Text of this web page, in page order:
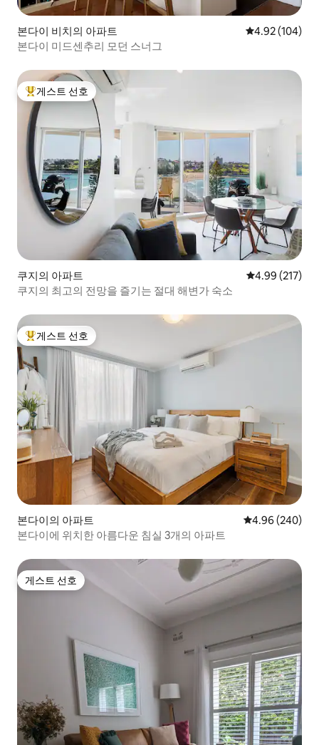
본다이 비치의 아파트 평점 4.92점(5
4.92 (104)
본다이 미드센추리 모던 스너그
상위 게스트 선호
게스트 선호
쿠지의 아파트 평점 4.99점(5
4.99 (217)
쿠지의 최고의 전망을 즐기는 절대 해변가 숙소
상위 게스트 선호
게스트 선호
본다이의 아파트 평점 4.96점(5
4.96 (240)
본다이에 위치한 아름다운 침실 3개의 아파트
게스트 선호
게스트 선호